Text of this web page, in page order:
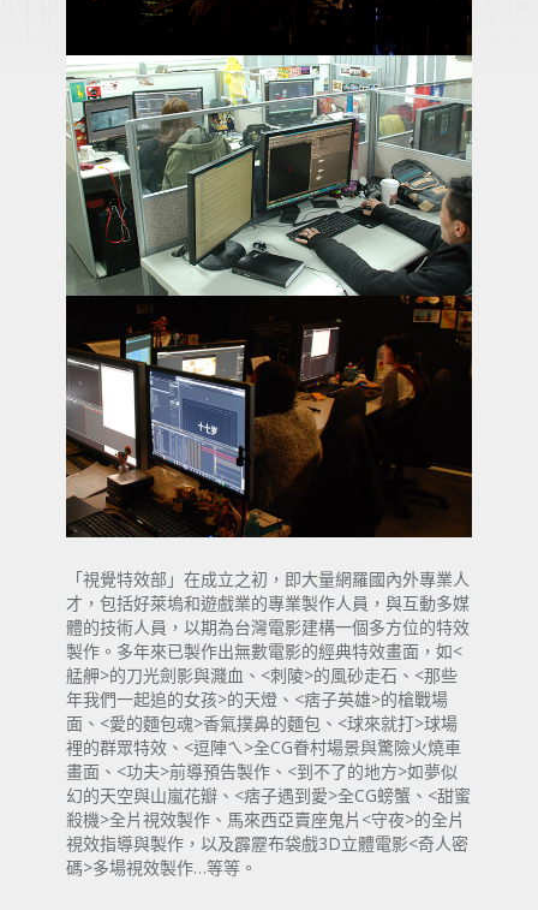
「視覺特效部」在成立之初，即大量網羅國內外專業人
才，包括好萊塢和遊戲業的專業製作人員，與互動多媒
體的技術人員，以期為台灣電影建構一個多方位的特效
製作。多年來已製作出無數電影的經典特效畫面，如<
艋舺>的刀光劍影與濺血、<刺陵>的風砂走石、<那些
年我們一起追的女孩>的天燈、<痞子英雄>的槍戰場
面、<愛的麵包魂>香氣撲鼻的麵包、<球來就打>球場
裡的群眾特效、<逗陣ㄟ>全CG眷村場景與驚險火燒車
畫面、<功夫>前導預告製作、<到不了的地方>如夢似
幻的天空與山嵐花瓣、<痞子遇到愛>全CG螃蟹、<甜蜜
殺機>全片視效製作、馬來西亞賣座鬼片<守夜>的全片
視效指導與製作，以及霹靂布袋戲3D立體電影<奇人密
碼>多場視效製作…等等。